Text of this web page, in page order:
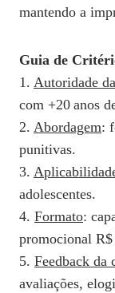
mantendo a
Guia de
1. Autoridade
com +20 anos
2. Abordagem:
punitivas.
3.
adolescentes.
4. Formato:
promocional
5. Feedback da
avaliações,